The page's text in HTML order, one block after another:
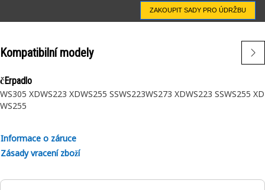
ZAKOUPIT SADY PRO ÚDRŽBU
Kompatibilní modely
čErpadlo
WS305 XDWS223 XDWS255 SSWS223WS273 XDWS223 SSWS255 XD
WS255
Informace o záruce
Zásady vracení zboží